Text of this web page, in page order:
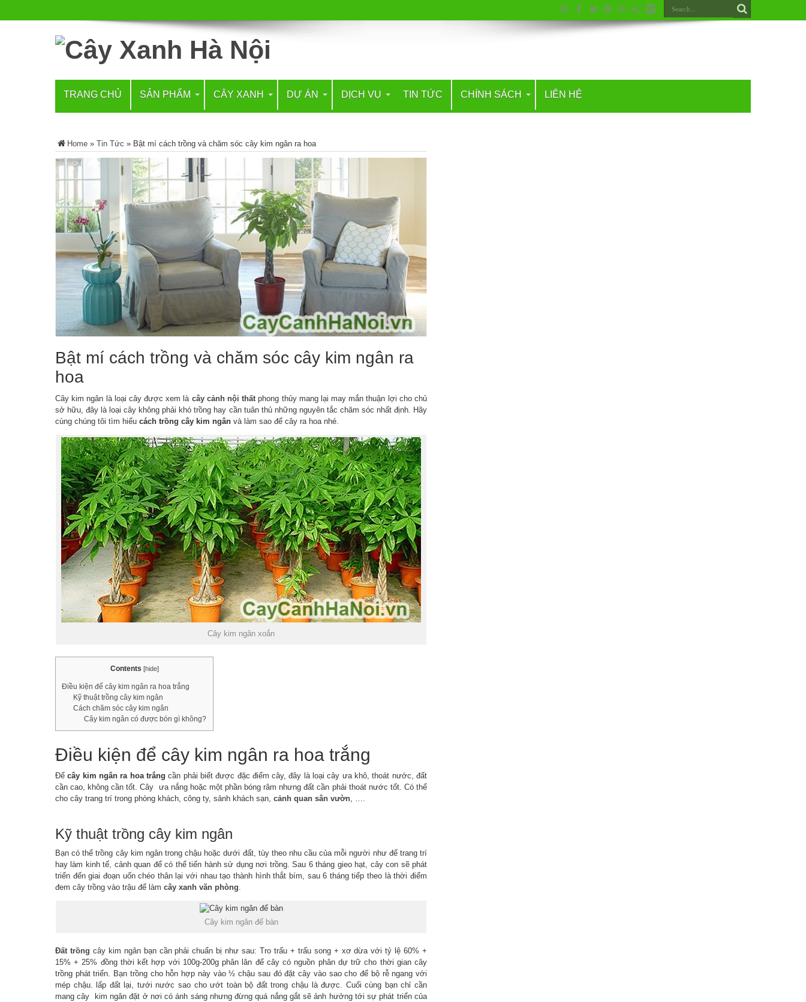
TRANG CHỦ SẢN PHẨM CÂY XANH DỰ ÁN DỊCH VỤ TIN TỨC CHÍNH SÁCH LIÊN HỆ
Home » Tin Tức » Bật mí cách trồng và chăm sóc cây kim ngân ra hoa
Bật mí cách trồng và chăm sóc cây kim ngân ra
hoa
Cây kim ngân là loại cây được xem là cây cảnh nội thất phong thủy mang lại may mắn thuận lợi cho chủ
sở hữu, đây là loại cây không phải khó trồng hay cần tuân thủ những nguyên tắc chăm sóc nhất định. Hãy
cùng chúng tôi tìm hiểu cách trồng cây kim ngân và làm sao để cây ra hoa nhé.
Cây kim ngân xoắn
Contents [hide]
Điều kiện để cây kim ngân ra hoa trắng
Kỹ thuật trồng cây kim ngân
Cách chăm sóc cây kim ngân
Cây kim ngân có được bón gì không?
Điều kiện để cây kim ngân ra hoa trắng
Đểcây kim ngân ra hoa trắng cần phải biết được đặc điểm cây, đây là loại cây ưa khô, thoát nước, đất
cần cao, không cần tốt. Cây ưa nắng hoặc một phần bóng râm nhưng đất cần phải thoát nước tốt. Có thể
cho cây trang trí trong phòng khách, công ty, sảnh khách sạn, cảnh quan sân vườn
Kỹ thuật trồng cây kim ngân
Bạn có thể trồng cây kim ngân trong chậu hoặc dưới đất, tùy theo nhu cầu của mỗi người như để trang trí
hay làm kinh tế, cảnh quan để có thể tiến hành sử dụng nơi trồng. Sau 6 tháng gieo hạt, cây con sẽ phát
triển đến giai đoạn uốn chéo thân lại với nhau tạo thành hình thắt bím, sau 6 tháng tiếp theo là thời điểm
đem cây trồng vào trậu để làm cây xanh văn phòng
Cây kim ngân để bàn
Đất trồng cây kim ngân bạn cần phải chuẩn bị như sau: Tro trấu + trấu song + xơ dừa với tỷ lệ 60% +
15% + 25% đồng thời kết hợp với 100g-200g phân lân để cây có nguồn phân dự trữ cho thời gian cây
trồng phát triển. Bạn trồng cho hỗn hợp này vào ½ chậu sau đó đặt cây vào sao cho để bộ rễ ngang với
mép chậu. lấp đất lại, tưới nước sao cho ướt toàn bộ đất trong chậu là được. Cuối cùng bạn chỉ cần
mang cây kim ngân đặt ở nơi có ánh sáng nhưng đừng quá nắng gắt sẽ ảnh hưởng tới sự phát triển của